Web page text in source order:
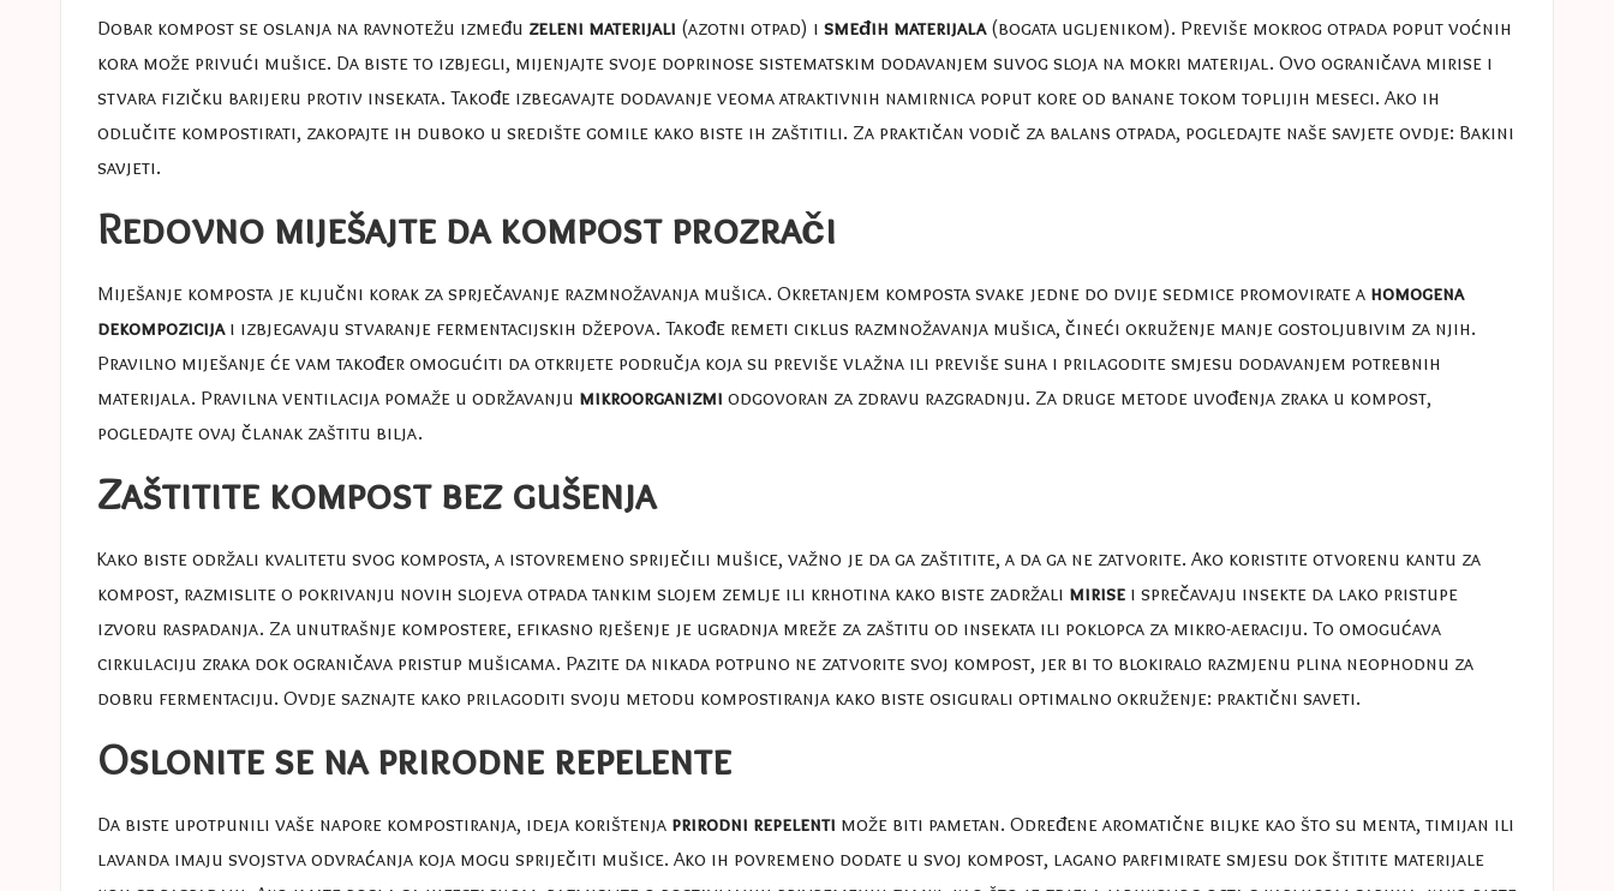
Dobar kompost se oslanja na ravnotežu između zeleni materijali (azotni otpad) i smeđih materijala(bogata ugljenikom). Previše mokrog otpada poput voćnih
kora može privući mušice. Da biste to izbjegli, mijenjajte svoje doprinose sistematskim dodavanjem suvog sloja na mokri materijal. Ovo ograničava mirise i
stvara fizičku barijeru protiv insekata. Takođe izbegavajte dodavanje veoma atraktivnih namirnica poput kore od banane tokom toplijih meseci. Ako ih
odlučite kompostirati, zakopajte ih duboko u središte gomile kako biste ih zaštitili. Za praktičan vodič za balans otpada, pogledajte naše savjete ovdje: Bakini
savjeti.
Redovno miješajte da kompost prozrači
Miješanje komposta je ključni korak za sprječavanje razmnožavanja mušica. Okretanjem komposta svake jedne do dvije sedmice promovirate a homogena
dekompozicijai izbjegavaju stvaranje fermentacijskih džepova. Takođe remeti ciklus razmnožavanja mušica, čineći okruženje manje gostoljubivim za njih.
Pravilno miješanje će vam također omogućiti da otkrijete područja koja su previše vlažna ili previše suha i prilagodite smjesu dodavanjem potrebnih
materijala. Pravilna ventilacija pomaže u održavanju mikroorganizmi odgovoran za zdravu razgradnju. Za druge metode uvođenja zraka u kompost,
pogledajte ovaj članak zaštitu bilja.
Zaštitite kompost bez gušenja
Kako biste održali kvalitetu svog komposta, a istovremeno spriječili mušice, važno je da ga zaštitite, a da ga ne zatvorite. Ako koristite otvorenu kantu za
kompost, razmislite o pokrivanju novih slojeva otpada tankim slojem zemlje ili krhotina kako biste zadržali mirise i sprečavaju insekte da lako pristupe
izvoru raspadanja. Za unutrašnje kompostere, efikasno rješenje je ugradnja mreže za zaštitu od insekata ili poklopca za mikro-aeraciju. To omogućava
cirkulaciju zraka dok ograničava pristup mušicama. Pazite da nikada potpuno ne zatvorite svoj kompost, jer bi to blokiralo razmjenu plina neophodnu za
dobru fermentaciju. Ovdje saznajte kako prilagoditi svoju metodu kompostiranja kako biste osigurali optimalno okruženje: praktični saveti.
Oslonite se na prirodne repelente
Da biste upotpunili vaše napore kompostiranja, ideja korištenja prirodni repelenti može biti pametan. Određene aromatične biljke kao što su menta, timijan ili
lavanda imaju svojstva odvraćanja koja mogu spriječiti mušice. Ako ih povremeno dodate u svoj kompost, lagano parfimirate smjesu dok štitite materijale